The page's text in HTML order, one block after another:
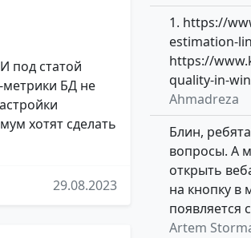
под статой
БД не
хотят сделать
29.08.2023
1. https://
estimation-
https://
quality-in-
Ahmadreza
Блин,
вопросы. А
открыть
на кнопку в
появляется
Artem